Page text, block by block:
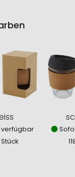
verfügbar
Stück